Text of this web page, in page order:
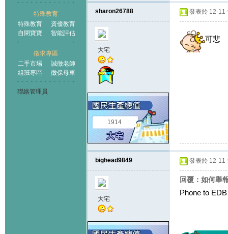
特殊教育
特殊教育
資優教育
自閉寶寶
智能評估
徵求專區
二手市場
誠徵老師
組班專區
徵保母車
聯絡管理員
sharon26788
大宅
1914
發表於 12-
可悲
bighead9849
大宅
發表於 12-
回覆：如何舉
Phone to EDB